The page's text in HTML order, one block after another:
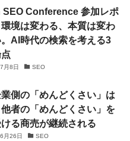
Conference 参加レポ
境は変わる、本質は変わ
AI時代の検索を考える3
月8日 SEO
側の「めんどくさい」は
者の「めんどくさい」を
る商売が継続される
月26日 SEO